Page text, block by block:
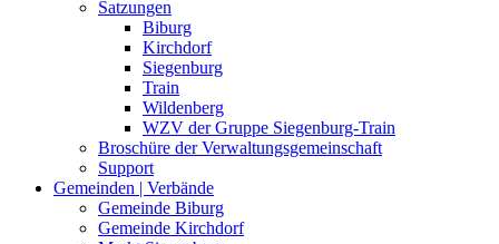
Satzungen
Biburg
Kirchdorf
Siegenburg
Train
Wildenberg
WZV der Gruppe Siegenburg-Train
Broschüre der Verwaltungsgemeinschaft
Support
Gemeinden | Verbände
Gemeinde Biburg
Gemeinde Kirchdorf